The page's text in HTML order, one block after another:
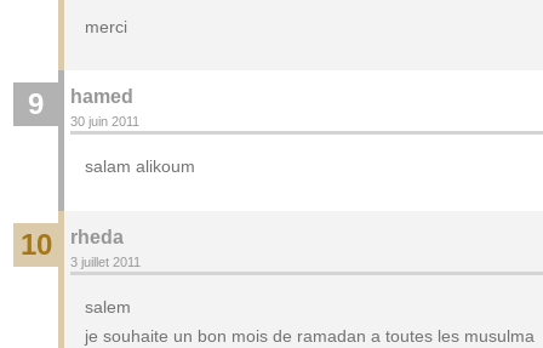
merci
9 hamed
30 juin 2011
salam alikoum
10 rheda
3 juillet 2011
salem
je souhaite un bon mois de ramadan a toutes les musulma